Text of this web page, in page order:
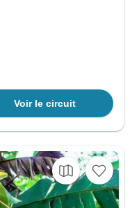
Voir le circuit